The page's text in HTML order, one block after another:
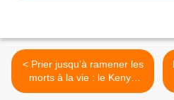
< Prier jusqu'à ramener les
morts à la vie : le Kenya
expérimente !